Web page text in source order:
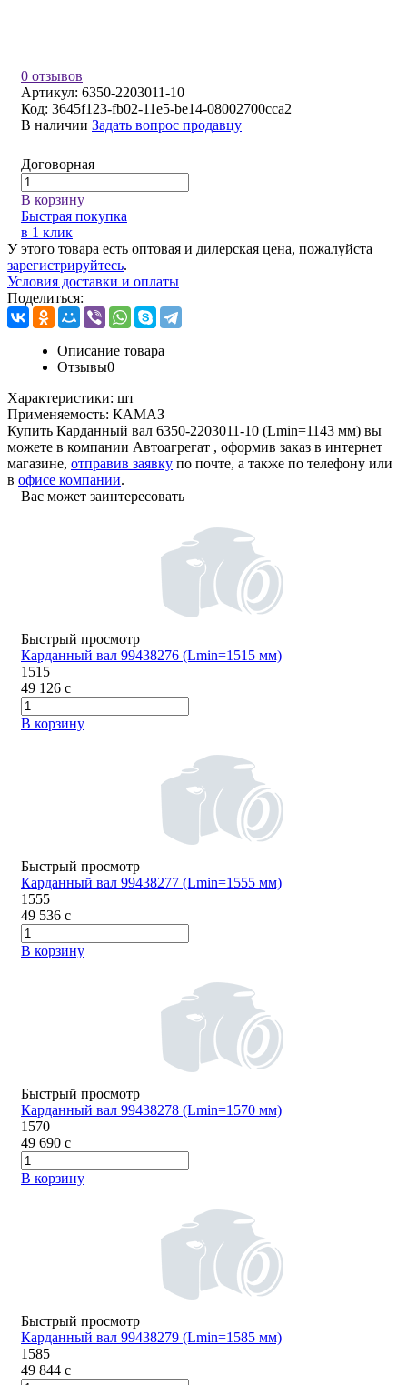
0 отзывов
Артикул: 6350-2203011-10
Код: 3645f123-fb02-11e5-be14-08002700cca2
В наличии Задать вопрос продавцу
Договорная
В корзину
Быстрая покупка
в 1 клик
У этого товара есть оптовая и дилерская цена, пожалуйста
зарегистрируйтесь.
Условия доставки и оплаты
Поделиться:
Описание товара
Отзывы0
Характеристики: шт
Применяемость: КАМАЗ
Купить Карданный вал 6350-2203011-10 (Lmin=1143 мм) вы
можете в компании Автоагрегат , оформив заказ в интернет
магазине, отправив заявку по почте, а также по телефону или
в офисе компании.
Вас может заинтересовать
Быстрый просмотр
Карданный вал 99438276 (Lmin=1515 мм)
1515
49 126 c
В корзину
Быстрый просмотр
Карданный вал 99438277 (Lmin=1555 мм)
1555
49 536 c
В корзину
Быстрый просмотр
Карданный вал 99438278 (Lmin=1570 мм)
1570
49 690 c
В корзину
Быстрый просмотр
Карданный вал 99438279 (Lmin=1585 мм)
1585
49 844 c